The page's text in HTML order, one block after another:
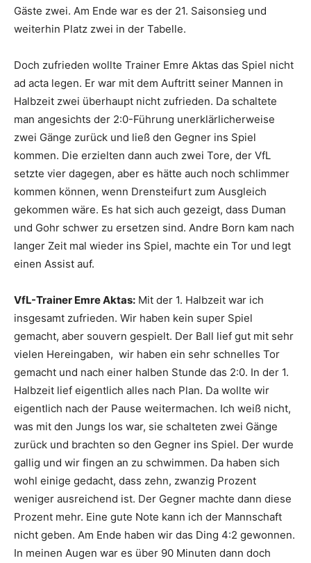
Gäste zwei. Am Ende war es der 21. Saisonsieg und
weiterhin Platz zwei in der Tabelle.
Doch zufrieden wollte Trainer Emre Aktas das Spiel nicht
ad acta legen. Er war mit dem Auftritt seiner Mannen in
Halbzeit zwei überhaupt nicht zufrieden. Da schaltete
man angesichts der 2:0-Führung unerklärlicherweise
zwei Gänge zurück und ließ den Gegner ins Spiel
kommen. Die erzielten dann auch zwei Tore, der VfL
setzte vier dagegen, aber es hätte auch noch schlimmer
kommen können, wenn Drensteifurt zum Ausgleich
gekommen wäre. Es hat sich auch gezeigt, dass Duman
und Gohr schwer zu ersetzen sind. Andre Born kam nach
langer Zeit mal wieder ins Spiel, machte ein Tor und legt
einen Assist auf.
VfL-Trainer Emre Aktas: Mit der 1. Halbzeit war ich
insgesamt zufrieden. Wir haben kein super Spiel
gemacht, aber souvern gespielt. Der Ball lief gut mit sehr
vielen Hereingaben, wir haben ein sehr schnelles Tor
gemacht und nach einer halben Stunde das 2:0. In der 1.
Halbzeit lief eigentlich alles nach Plan. Da wollte wir
eigentlich nach der Pause weitermachen. Ich weiß nicht,
was mit den Jungs los war, sie schalteten zwei Gänge
zurück und brachten so den Gegner ins Spiel. Der wurde
gallig und wir fingen an zu schwimmen. Da haben sich
wohl einige gedacht, dass zehn, zwanzig Prozent
weniger ausreichend ist. Der Gegner machte dann diese
Prozent mehr. Eine gute Note kann ich der Mannschaft
nicht geben. Am Ende haben wir das Ding 4:2 gewonnen.
In meinen Augen war es über 90 Minuten dann doch